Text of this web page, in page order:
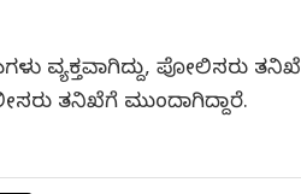
ವ್ಯಕ್ತವಾಗಿದ್ದು, ಪೋಲಿಸರು
ತನಿಖೆಗೆ ಮುಂದಾಗಿದ್ದಾರೆ.